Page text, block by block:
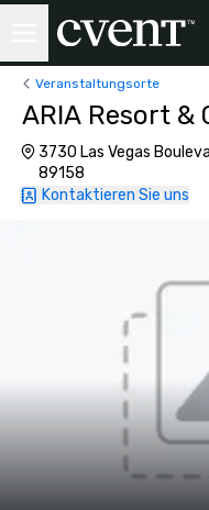
Veranstaltungsorte
ARIA Resort &
3730 Las Vegas
89158
Kontaktieren Sie uns